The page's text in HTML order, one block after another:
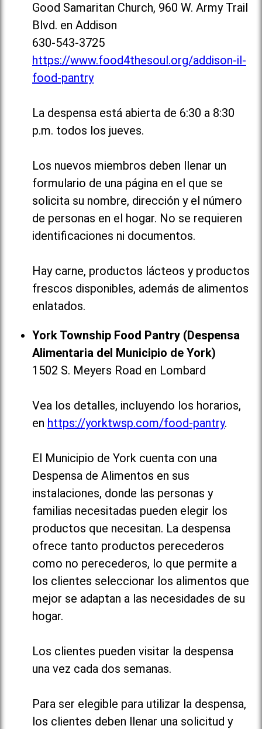
Good Samaritan Church, 960 W. Army Trail
Blvd. en Addison
630-543-3725
https://www.food4thesoul.org/addison-il-
food-pantry
La despensa está abierta de 6:30 a 8:30
p.m. todos los jueves.
Los nuevos miembros deben llenar un
formulario de una página en el que se
solicita su nombre, dirección y el número
de personas en el hogar. No se requieren
identificaciones ni documentos.
Hay carne, productos lácteos y productos
frescos disponibles, además de alimentos
enlatados.
York Township Food Pantry (Despensa
Alimentaria del Municipio de York)
1502 S. Meyers Road en Lombard
Vea los detalles, incluyendo los horarios,
en https://yorktwsp.com/food-pantry.
El Municipio de York cuenta con una
Despensa de Alimentos en sus
instalaciones, donde las personas y
familias necesitadas pueden elegir los
productos que necesitan. La despensa
ofrece tanto productos perecederos
como no perecederos, lo que permite a
los clientes seleccionar los alimentos que
mejor se adaptan a las necesidades de su
hogar.
Los clientes pueden visitar la despensa
una vez cada dos semanas.
Para ser elegible para utilizar la despensa,
los clientes deben llenar una solicitud y